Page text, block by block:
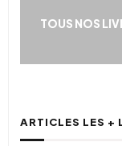
TOUS NOS
ARTICLES LES +